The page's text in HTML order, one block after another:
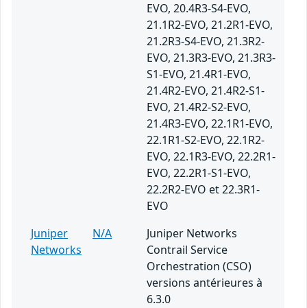
EVO, 20.4R3-S4-EVO,
21.1R2-EVO, 21.2R1-EVO,
21.2R3-S4-EVO, 21.3R2-
EVO, 21.3R3-EVO, 21.3R3-
S1-EVO, 21.4R1-EVO,
21.4R2-EVO, 21.4R2-S1-
EVO, 21.4R2-S2-EVO,
21.4R3-EVO, 22.1R1-EVO,
22.1R1-S2-EVO, 22.1R2-
EVO, 22.1R3-EVO, 22.2R1-
EVO, 22.2R1-S1-EVO,
22.2R2-EVO et 22.3R1-
EVO
Juniper
Networks
N/A
Juniper Networks
Contrail Service
Orchestration (CSO)
versions antérieures à
6.3.0